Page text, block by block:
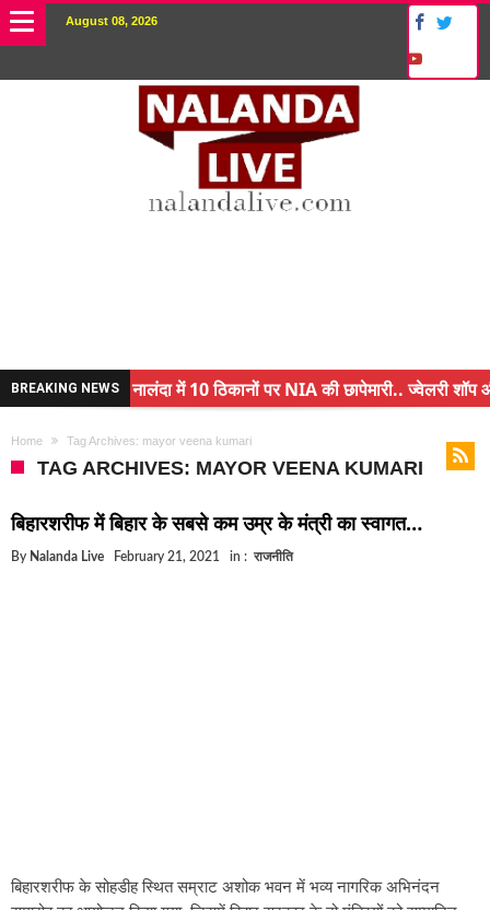
August 08, 2026
BREAKING NEWSनालंदा में 10 ठिकानों पर NIA की छापेमारी.. ज्वेलरी शॉप और
अंचल पदाधिकारी (CO) बर्खास्त.. फर्जीवाड़ा कर पाई थी
बिहार में एक और सिक्स लेन की मंजूरी.. जानिए किन-किन
Home Tag Archives: mayor veena kumari
TAG ARCHIVES: MAYOR VEENA KUMARI
बिहारशरीफ में बिहार के सबसे कम उम्र के मंत्री का स्वागत…
By Nalanda Live February 21, 2021 in : राजनीति
बिहारशरीफ के सोहडीह स्थित सम्राट अशोक भवन में भव्य नागरिक अभिनंदन